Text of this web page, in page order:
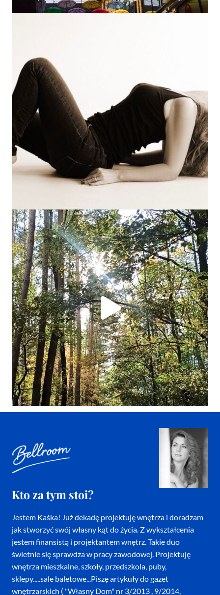
Kto za tym stoi?
Jestem Kaśka! Już dekadę projektuję wnętrza i doradzam
jak stworzyć swój własny kąt do życia. Z wykształcenia
jestem finansistą i projektantem wnętrz. Takie duo
świetnie się sprawdza w pracy zawodowej. Projektuję
wnętrza mieszkalne, szkoły, przedszkola, puby,
sklepy.....sale baletowe...Piszę artykuły do gazet
wnętrzarskich ( "Własny Dom" nr 3/2013 , 9/2014,